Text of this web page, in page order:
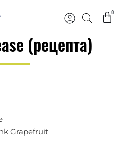
0
(рецепта)
Grapefruit